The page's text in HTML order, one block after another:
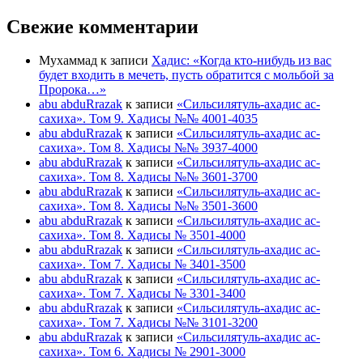
Свежие комментарии
Мухаммад к записи Хадис: «Когда кто-нибудь из вас
будет входить в мечеть, пусть обратится с мольбой за
Пророка…»
abu abduRrazak к записи «Сильсилятуль-ахадис ас-
сахиха». Том 9. Хадисы №№ 4001-4035
abu abduRrazak к записи «Сильсилятуль-ахадис ас-
сахиха». Том 8. Хадисы №№ 3937-4000
abu abduRrazak к записи «Сильсилятуль-ахадис ас-
сахиха». Том 8. Хадисы №№ 3601-3700
abu abduRrazak к записи «Сильсилятуль-ахадис ас-
сахиха». Том 8. Хадисы №№ 3501-3600
abu abduRrazak к записи «Сильсилятуль-ахадис ас-
сахиха». Том 8. Хадисы № 3501-4000
abu abduRrazak к записи «Сильсилятуль-ахадис ас-
сахиха». Том 7. Хадисы № 3401-3500
abu abduRrazak к записи «Сильсилятуль-ахадис ас-
сахиха». Том 7. Хадисы № 3301-3400
abu abduRrazak к записи «Сильсилятуль-ахадис ас-
сахиха». Том 7. Хадисы №№ 3101-3200
abu abduRrazak к записи «Сильсилятуль-ахадис ас-
сахиха». Том 6. Хадисы № 2901-3000